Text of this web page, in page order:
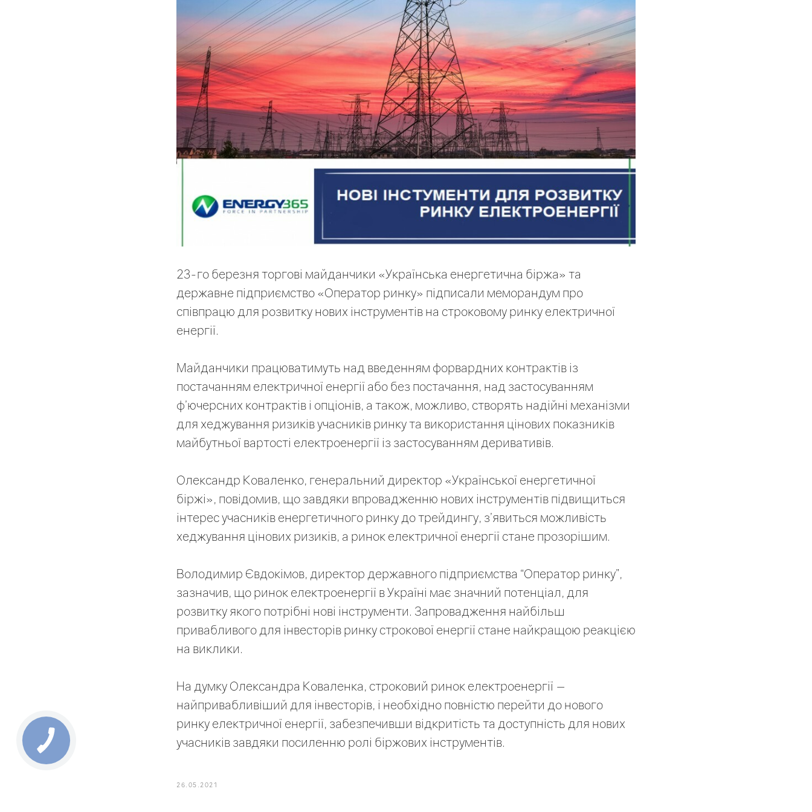
23-го березня торгові майданчики «Українська енергетична біржа» та
державне підприємство «Оператор ринку» підписали меморандум про
співпрацю для розвитку нових інструментів на строковому ринку електричної
енергії.
Майданчики працюватимуть над введенням форвардних контрактів із
постачанням електричної енергії або без постачання, над застосуванням
ф’ючерсних контрактів і опціонів, а також, можливо, створять надійні механізми
для хеджування ризиків учасників ринку та використання цінових показників
майбутньої вартості електроенергії із застосуванням деривативів.
Олександр Коваленко, генеральний директор «Української енергетичної
біржі», повідомив, що завдяки впровадженню нових інструментів підвищиться
інтерес учасників енергетичного ринку до трейдингу, з’явиться можливість
хеджування цінових ризиків, а ринок електричної енергії стане прозорішим.
Володимир Євдокімов, директор державного підприємства “Оператор ринку”,
зазначив, що ринок електроенергії в Україні має значний потенціал, для
розвитку якого потрібні нові інструменти. Запровадження найбільш
привабливого для інвесторів ринку строкової енергії стане найкращою реакцією
на виклики.
На думку Олександра Коваленка, строковий ринок електроенергії —
найпривабливіший для інвесторів, і необхідно повністю перейти до нового
ринку електричної енергії, забезпечивши відкритість та доступність для нових
учасників завдяки посиленню ролі біржових інструментів.
26.05.2021